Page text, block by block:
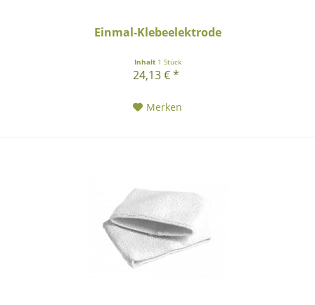
Einmal-Klebeelektrode
Inhalt 1 Stück
24,13 € *
Merken